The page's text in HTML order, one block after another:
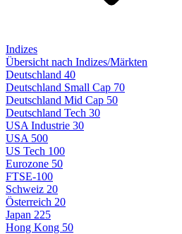
Indizes
Übersicht nach Indizes/Märkten
Deutschland 40
Deutschland Small Cap 70
Deutschland Mid Cap 50
Deutschland Tech 30
USA Industrie 30
USA 500
US Tech 100
Eurozone 50
FTSE-100
Schweiz 20
Österreich 20
Japan 225
Hong Kong 50